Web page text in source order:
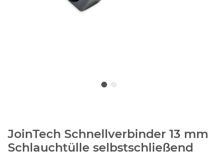
JoinTech Schnellverbinder 13 mm
Schlauchtülle selbstschließend